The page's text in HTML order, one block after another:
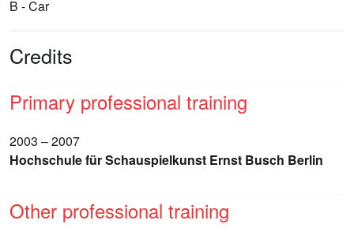
B - Car
Credits
Primary professional training
2003 – 2007
Hochschule für Schauspielkunst Ernst Busch Berlin
Other professional training